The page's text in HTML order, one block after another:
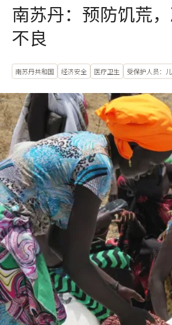
南苏丹：预防饥荒
不良
南苏丹共和国 经济安全 医疗卫生 受保护人员：